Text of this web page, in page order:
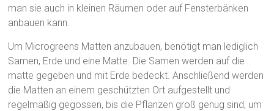
man sie auch in kleinen Räumen oder auf Fensterbänken
anbauen kann.
Um Microgreens Matten anzubauen, benötigt man lediglich
Samen, Erde und eine Matte. Die Samen werden auf die
matte gegeben und mit Erde bedeckt. Anschließend werden
die Matten an einem geschützten Ort aufgestellt und
regelmäßig gegossen, bis die Pflanzen groß genug sind, um